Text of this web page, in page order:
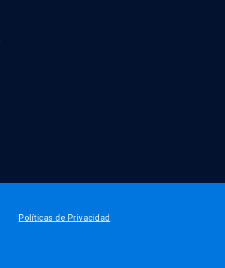
Políticas de Privacidad